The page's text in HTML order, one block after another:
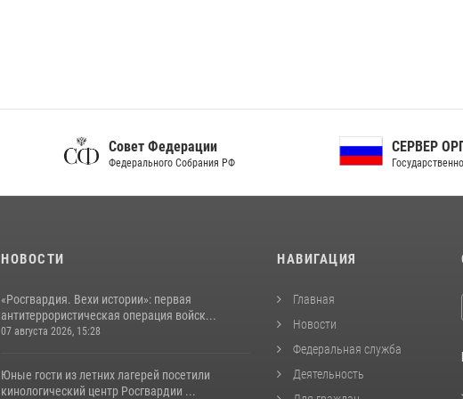
Совет Федерации
Федерального Собрания РФ
СЕРВЕР ОРГАНОВ
Государственной власти РФ
НОВОСТИ
«Росгвардия. Вехи истории»: первая
антитеррористическая операция войск...
07 августа 2026, 15:28
Юные гости из летних лагерей посетили
кинологический центр Росгвардии ...
НАВИГАЦИЯ
Главная
Новости
Федеральная служба
Деятельность